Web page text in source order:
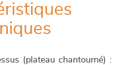
(plateau chantourné) :